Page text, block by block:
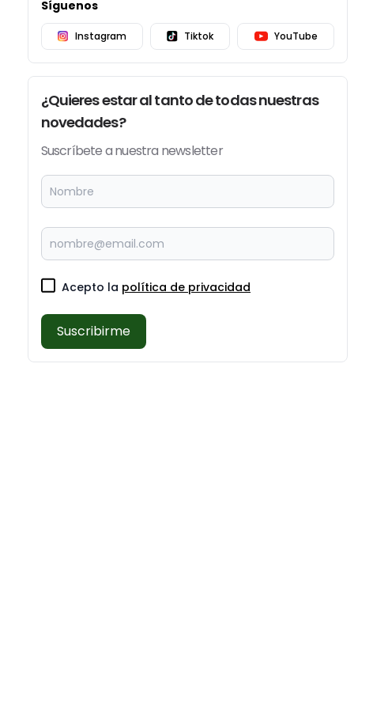
Síguenos
Instagram Tiktok YouTube
¿Quieres estar al tanto de todas nuestras
novedades?
Suscríbete a nuestra newsletter
Acepto la política de privacidad
Suscribirme